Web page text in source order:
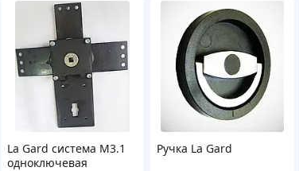
La Gard система М3.1
одноключевая
Ручка La Gard